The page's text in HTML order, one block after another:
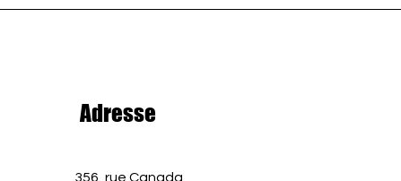
Adresse
356, rue Canada